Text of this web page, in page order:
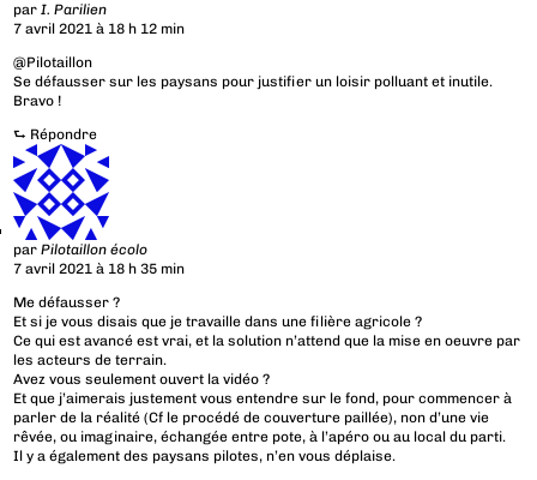
parI. Parilien
7 avril 2021 à 18 h 12 min
@Pilotaillon
Se défausser sur les paysans pour justifier un loisir polluant et inutile.
Bravo !
⮑ Répondre
parPilotaillon écolo
7 avril 2021 à 18 h 35 min
Me défausser ?
Et si je vous disais que je travaille dans une filière agricole ?
Ce qui est avancé est vrai, et la solution n’attend que la mise en oeuvre par
les acteurs de terrain.
Avez vous seulement ouvert la vidéo ?
Et que j’aimerais justement vous entendre sur le fond, pour commencer à
parler de la réalité (Cf le procédé de couverture paillée), non d’une vie
rêvée, ou imaginaire, échangée entre pote, à l’apéro ou au local du parti.
Il y a également des paysans pilotes, n’en vous déplaise.